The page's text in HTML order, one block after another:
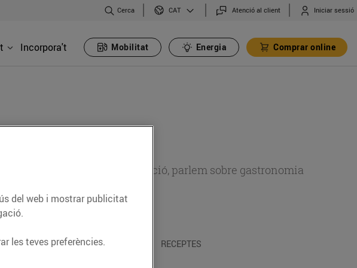
Cerca CAT Atenció al client Iniciar sessió
Incorpora't Mobilitat Energia Comprar online
d’actualitat sobre alimentació, parlem sobre gastronomia
temes.
GASTRONOMIA I TRADICIONS RECEPTES
del web i mostrar publicitat
les teves preferències.